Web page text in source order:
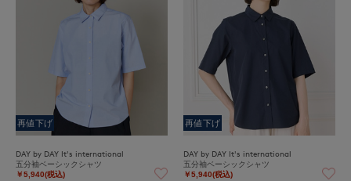
再値下げ
DAY by DAY It's international
五分袖ベーシックシャツ
￥5,940(税込)
再値下げ
DAY by DAY It's international
五分袖ベーシックシャツ
￥5,940(税込)